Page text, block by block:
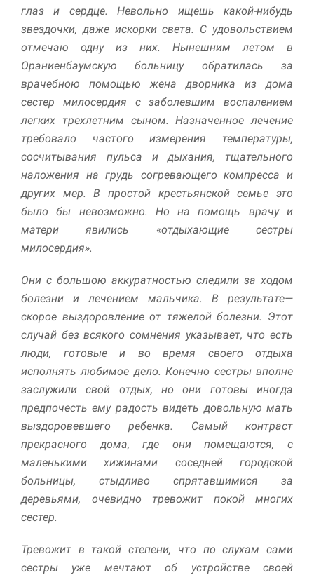
глаз и сердце. Невольно ищешь какой-нибудь
звездочки, даже искорки света. С удовольствием
отмечаю одну из них. Нынешним летом в
Ораниенбаумскую больницу обратилась за
врачебною помощью жена дворника из дома
сестер милосердия с заболевшим воспалением
легких трехлетним сыном. Назначенное лечение
требовало частого измерения температуры,
сосчитывания пульса и дыхания, тщательного
наложения на грудь согревающего компресса и
других мер. В простой крестьянской семье это
было бы невозможно. Но на помощь врачу и
матери явились «отдыхающие сестры
милосердия».
Они с большою аккуратностью следили за ходом
болезни и лечением мальчика. В результате—
скорое выздоровление от тяжелой болезни. Этот
случай без всякого сомнения указывает, что есть
люди, готовые и во время своего отдыха
исполнять любимое дело. Конечно сестры вполне
заслужили свой отдых, но они готовы иногда
предпочесть ему радость видеть довольную мать
выздоровевшего ребенка. Самый контраст
прекрасного дома, где они помещаются, с
маленькими хижинами соседней городской
больницы, стыдливо спрятавшимися за
деревьями, очевидно тревожит покой многих
сестер.
Тревожит в такой степени, что по слухам сами
сестры уже мечтают об устройстве своей